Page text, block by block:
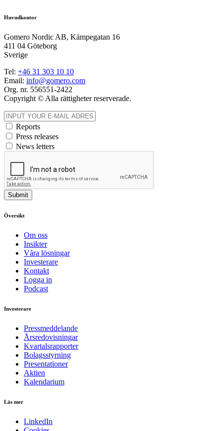
Huvudkontor
Gomero Nordic AB, Kämpegatan 16
411 04 Göteborg
Sverige
Tel: +46 31 303 10 10
Email: info@gomero.com
Org. nr. 556551-2422
Copyright © Alla rättigheter reserverade.
Reports
Press releases
News letters
Submit
Översikt
Om oss
Insikter
Våra lösningar
Investerare
Kontakt
Logga in
Podcast
Investerare
Pressmeddelande
Årsredovisningar
Kvartalsrapporter
Bolagsstyrning
Presentationer
Aktien
Kalendarium
Läs mer
LinkedIn